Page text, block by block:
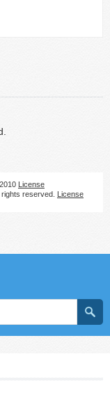
License
reserved. License